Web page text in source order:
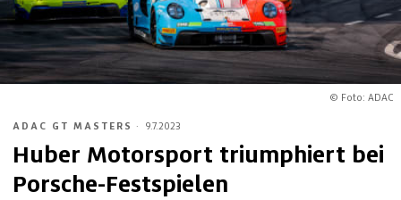
© Foto: ADAC
ADAC GT MASTERS · 9.7.2023
Huber Motorsport triumphiert bei
Porsche-Festspielen